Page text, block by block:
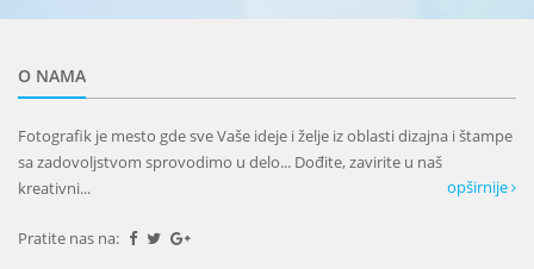
O NAMA
Fotografik je mesto gde sve Vaše ideje i želje iz oblasti dizajna i štampe
sa zadovoljstvom sprovodimo u delo... Dođite, zavirite u naš
kreativni...
opširnije
Pratite nas na: